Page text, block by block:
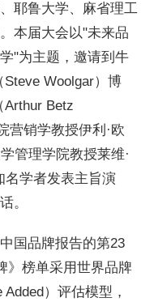
耶鲁大学、麻省理工
本届大会以"未来品
"为主题，邀请到牛
Woolgar）博
Arthur Betz
营销学教授伊利·欧
管理学院教授莱维·
名学者发表主旨演
。
中国品牌报告的第23
》榜单采用世界品牌
）评估模型，